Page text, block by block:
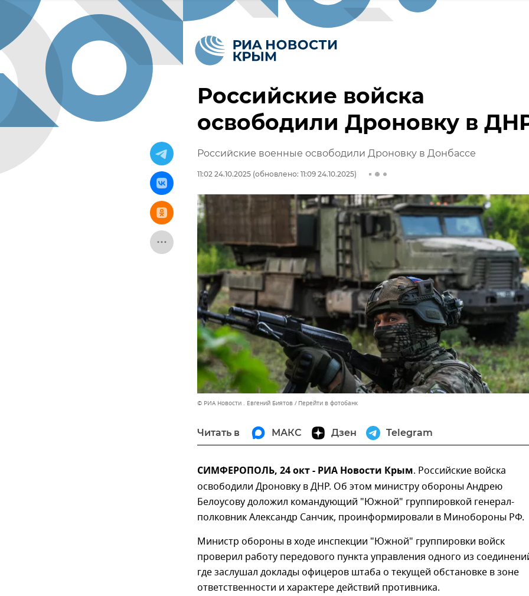
Российские войска
освободили Дроновку в
Российские военные освободили Дроновку в Донбассе
11:02 24.10.2025 (обновлено: 11:09 24.10.2025)
© РИА Новости . Евгений Биятов Перейти в фотобанк
Читать в МАКС Дзен Telegram
СИМФЕРОПОЛЬ, 24 окт - РИА Новости Крым. Российские войска
освободили Дроновку в ДНР. Об этом министру обороны Андрею
Белоусову доложил командующий "Южной" группировкой генерал-
полковник Александр Санчик, проинформировали в Минобороны РФ.
Министр обороны в ходе инспекции "Южной" группировки войск
проверил работу передового пункта управления одного из
где заслушал доклады офицеров штаба о текущей обстановке в зоне
ответственности и характере действий противника.